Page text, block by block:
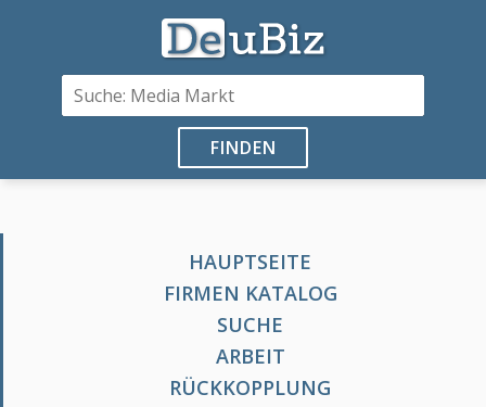
FINDEN
HAUPTSEITE
FIRMEN KATALOG
SUCHE
ARBEIT
RÜCKKOPPLUNG